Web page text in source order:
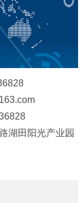
湖田阳光产业园